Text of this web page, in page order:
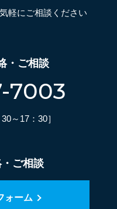
軽にご相談ください
・ご相談
7003
～17：30］
ご相談
ォーム